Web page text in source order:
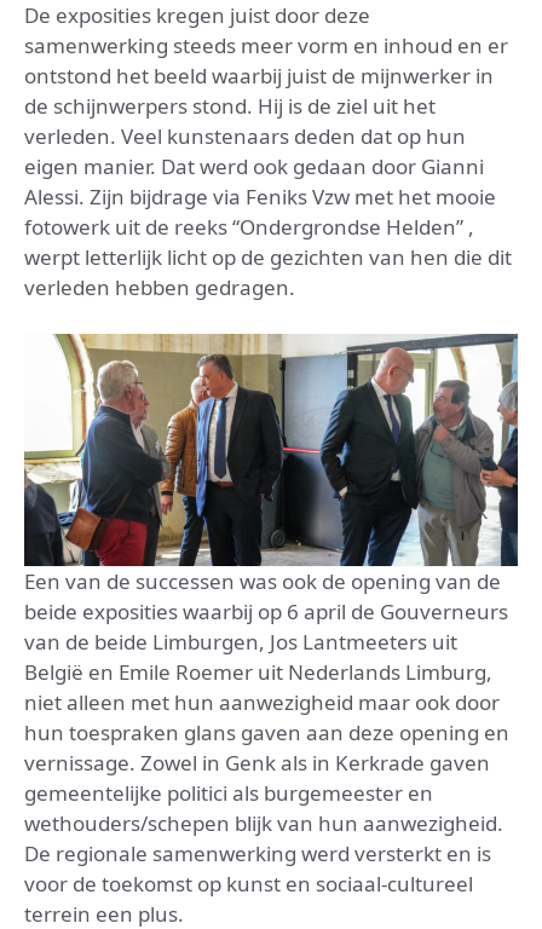
De exposities kregen juist door deze
samenwerking steeds meer vorm en inhoud en er
ontstond het beeld waarbij juist de mijnwerker in
de schijnwerpers stond. Hij is de ziel uit het
verleden. Veel kunstenaars deden dat op hun
eigen manier. Dat werd ook gedaan door Gianni
Alessi. Zijn bijdrage via Feniks Vzw met het mooie
fotowerk uit de reeks “Ondergrondse Helden” ,
werpt letterlijk licht op de gezichten van hen die dit
verleden hebben gedragen.
Een van de successen was ook de opening van de
beide exposities waarbij op 6 april de Gouverneurs
van de beide Limburgen, Jos Lantmeeters uit
België en Emile Roemer uit Nederlands Limburg,
niet alleen met hun aanwezigheid maar ook door
hun toespraken glans gaven aan deze opening en
vernissage. Zowel in Genk als in Kerkrade gaven
gemeentelijke politici als burgemeester en
wethouders/schepen blijk van hun aanwezigheid.
De regionale samenwerking werd versterkt en is
voor de toekomst op kunst en sociaal-cultureel
terrein een plus.